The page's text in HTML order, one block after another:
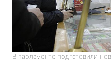
В парламенте подготовили